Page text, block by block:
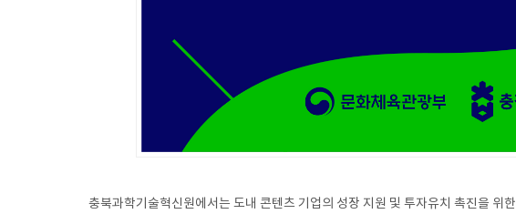
충북과학기술혁신원에서는 도내 콘텐츠 기업의 성장 지원 및 투자유치 촉진을 위한